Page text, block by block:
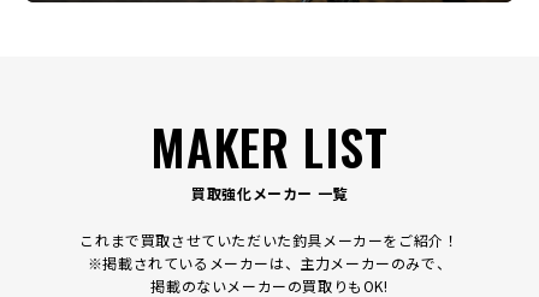
MAKER LIST
買取強化メーカー 一覧
これまで買取させていただいた釣具メーカーをご紹介！
※掲載されているメーカーは、主力メーカーのみで、
掲載のないメーカーの買取りもOK!